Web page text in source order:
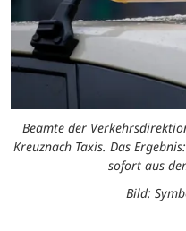
Beamte der
Kreuznach Taxis. Das
sofort aus
Bild: